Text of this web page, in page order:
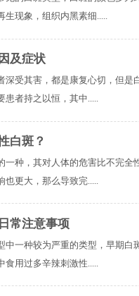
生现象，组织内黑素细.....
及症状
深受其害，都是康复心切，但是
患者持之以恒，其中.....
白斑？
一种，其对人体的危害比不完全
更大，那么导致完.....
常注意事项
中一种较为严重的类型，早期白
用过多辛辣刺激性.....